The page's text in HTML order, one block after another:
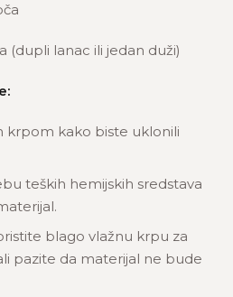
(dupli lanac ili jedan duži)
krpom kako biste uklonili
teških hemijskih sredstava
blago vlažnu krpu za
pazite da materijal ne bude